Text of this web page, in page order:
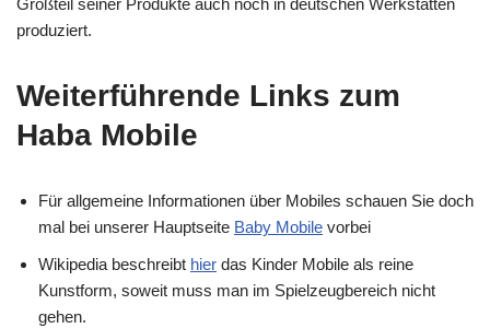
Großteil seiner Produkte auch noch in deutschen Werkstätten
produziert.
Weiterführende Links zum
Haba Mobile
Für allgemeine Informationen über Mobiles schauen Sie doch
mal bei unserer Hauptseite Baby Mobile vorbei
Wikipedia beschreibt hier das Kinder Mobile als reine
Kunstform, soweit muss man im Spielzeugbereich nicht
gehen.